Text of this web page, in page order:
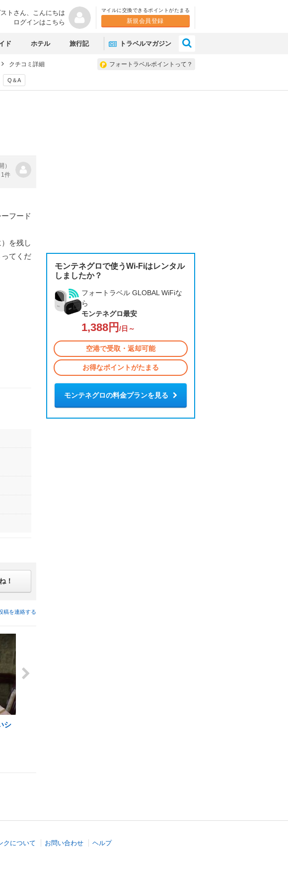
トさん、 こんにちは
ログインはこちら
マイルに交換できるポイントがたまる
新規会員登録
ド ホテル 旅行記 トラベルマガジン
フォートラベルポイントって？
クチコミ詳細
Q＆A
）
1件
フード
を残し
てくだ
！
稿を連絡する
シ
モンテネグロで使うWi-Fiはレンタル
しましたか？
フォートラベル GLOBAL WiFiな
ら
モンテネグロ最安
1,388円 /日～
空港で受取・返却可能
お得なポイントがたまる
モンテネグロの料金プランを見る
クについて お問い合わせ ヘルプ